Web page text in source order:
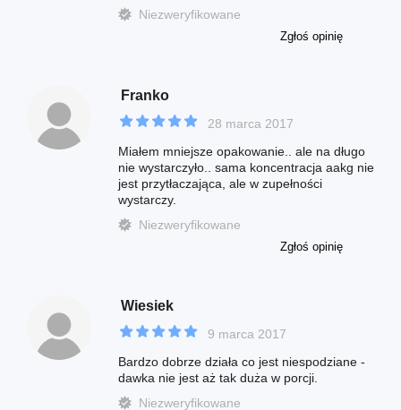
Niezweryfikowane
Zgłoś opinię
Franko
28 marca 2017
Miałem mniejsze opakowanie.. ale na długo
nie wystarczyło.. sama koncentracja aakg nie
jest przytłaczająca, ale w zupełności
wystarczy.
Niezweryfikowane
Zgłoś opinię
Wiesiek
9 marca 2017
Bardzo dobrze działa co jest niespodziane -
dawka nie jest aż tak duża w porcji.
Niezweryfikowane